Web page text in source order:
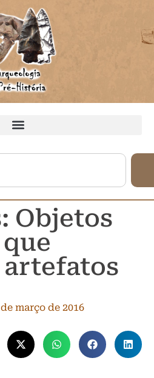
Objetos
março de 2016